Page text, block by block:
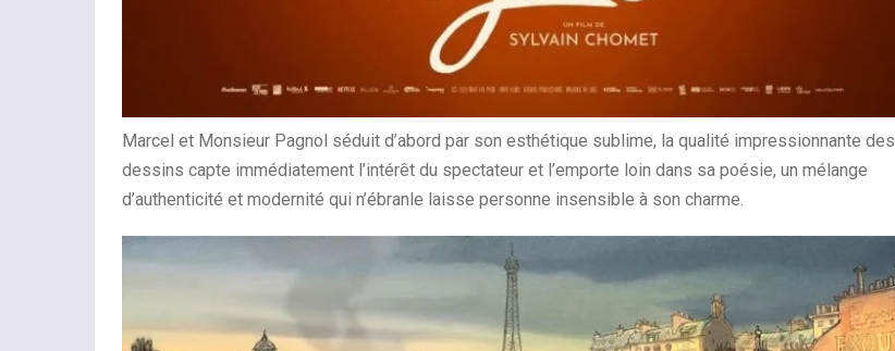
Marcel et Monsieur Pagnol séduit d’abord par son esthétique sublime, la qualité impressionnante des
dessins capte immédiatement l’intérêt du spectateur et l’emporte loin dans sa poésie, un mélange
d’authenticité et modernité qui n’ébranle laisse personne insensible à son charme.